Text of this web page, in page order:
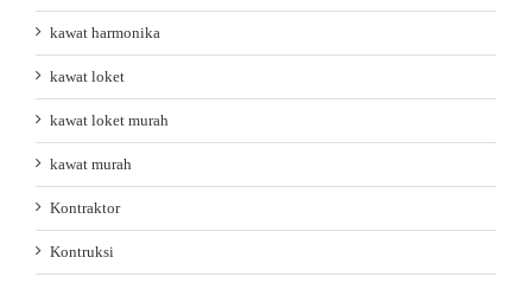
kawat harmonika
kawat loket
kawat loket murah
kawat murah
Kontraktor
Kontruksi